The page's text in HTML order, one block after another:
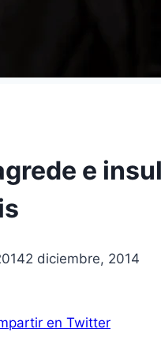
e
2 diciembre, 2014
en Twitter